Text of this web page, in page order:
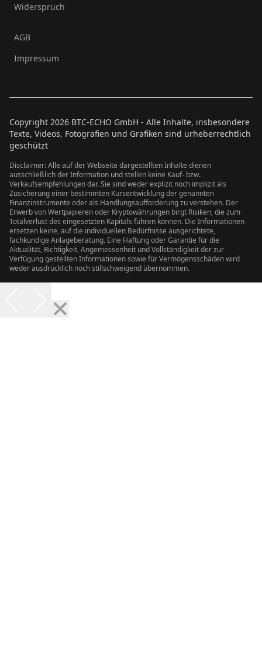
Widerspruch
AGB
Impressum
Copyright 2026 BTC-ECHO GmbH - Alle Inhalte, insbesondere
Texte, Videos, Fotografien und Grafiken sind urheberrechtlich
geschützt
Disclaimer: Alle auf der Webseite dargestellten Inhalte dienen
ausschließlich der Information und stellen keine Kauf- bzw.
Verkaufsempfehlungen dar. Sie sind weder explizit noch implizit als
Zusicherung einer bestimmten Kursentwicklung der genannten
Finanzinstrumente oder als Handlungsaufforderung zu verstehen. Der
Erwerb von Wertpapieren oder Kryptowährungen birgt Risiken, die zum
Totalverlust des eingesetzten Kapitals führen können. Die Informationen
ersetzen keine, auf die individuellen Bedürfnisse ausgerichtete,
fachkundige Anlageberatung. Eine Haftung oder Garantie für die
Aktualität, Richtigkeit, Angemessenheit und Vollständigkeit der zur
Verfügung gestellten Informationen sowie für Vermögensschäden wird
weder ausdrücklich noch stillschweigend übernommen.